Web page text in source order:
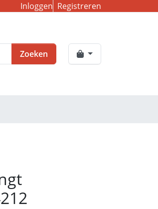
Inloggen Registreren
Zoeken